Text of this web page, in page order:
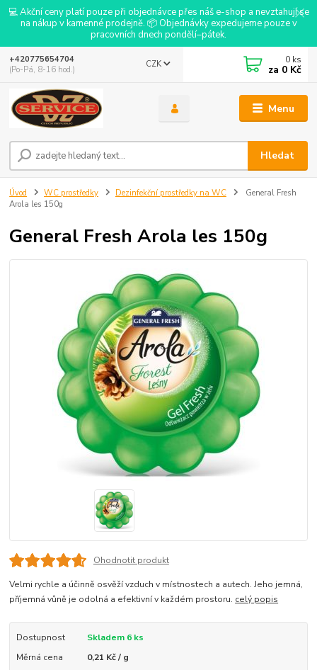
💻 Akční ceny platí pouze při objednávce přes náš e-shop a nevztahují se
na nákup v kamenné prodejně. 📦 Objednávky expedujeme pouze v
pracovních dnech pondělí–pátek.
Menu
CZK
Hledat
+420775654704
(Po-Pá, 8-16 hod.)
0 ks
za 0 Kč
Úvod WC prostředky Dezinfekční prostředky na WC
General Fresh
Arola les 150g
General Fresh Arola les 150g
Ohodnotit produkt
Velmi rychle a účinně osvěží vzduch v místnostech a autech. Jeho jemná,
příjemná vůně je odolná a efektivní v každém prostoru. celý popis
Dostupnost
Skladem 6 ks
Měrná cena
0,21 Kč / g